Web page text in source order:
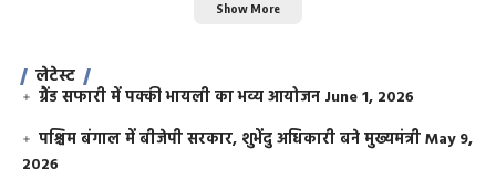
Show More
लेटेस्ट
ग्रैंड सफारी में पक्की भायली का भव्य आयोजन June 1, 2026
पश्चिम बंगाल में बीजेपी सरकार, शुभेंदु अधिकारी बने मुख्यमंत्रीMay 9,
2026